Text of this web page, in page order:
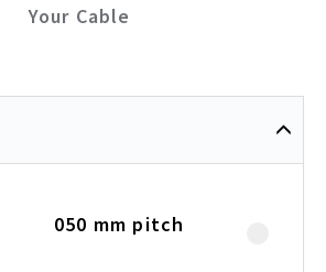
Your Cable
050 mm pitch